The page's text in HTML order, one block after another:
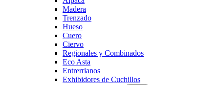
Madera
Trenzado
Hueso
Cuero
Ciervo
Regionales y Combinados
Eco Asta
Entrerrianos
Exhibidores de Cuchillos